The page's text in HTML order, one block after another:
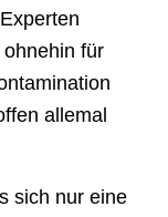
für
allemal
sich nur eine